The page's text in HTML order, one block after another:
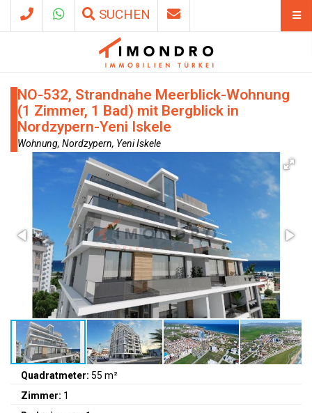
SUCHEN
NO-532, Strandnahe Meerblick-Wohnung
(1 Zimmer, 1 Bad) mit Bergblick in
Nordzypern-Yeni Iskele
Wohnung, Nordzypern, Yeni Iskele
Quadratmeter: 55 m²
Zimmer: 1